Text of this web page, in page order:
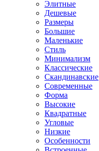
Элитные
Дешевые
Размеры
Большие
Маленькие
Стиль
Минимализм
Классические
Скандинавские
Современные
Форма
Высокие
Квадратные
Угловые
Низкие
Особенности